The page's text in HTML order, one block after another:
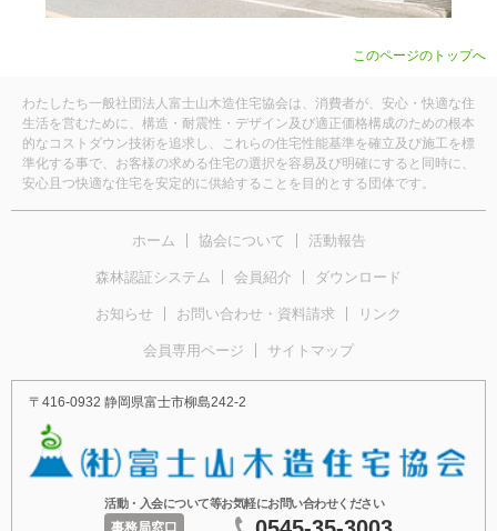
このページのトップへ
わたしたち一般社団法人富士山木造住宅協会は、消費者が、安心・快適な住
生活を営むために、構造・耐震性・デザイン及び適正価格構成のための根本
的なコストダウン技術を追求し、これらの住宅性能基準を確立及び施工を標
準化する事で、お客様の求める住宅の選択を容易及び明確にすると同時に、
安心且つ快適な住宅を安定的に供給することを目的とする団体です。
ホーム 協会について 活動報告
森林認証システム 会員紹介 ダウンロード
お知らせ お問い合わせ・資料請求 リンク
会員専用ページ サイトマップ
〒416-0932 静岡県富士市柳島242-2
活動・入会について等お気軽にお問い合わせください